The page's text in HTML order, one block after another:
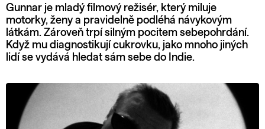
Gunnar je mladý filmový režisér, který miluje
motorky, ženy a pravidelně podléhá návykovým
látkám. Zároveň trpí silným pocitem sebepohrdání.
Když mu diagnostikují cukrovku, jako mnoho jiných
lidí se vydává hledat sám sebe do Indie.